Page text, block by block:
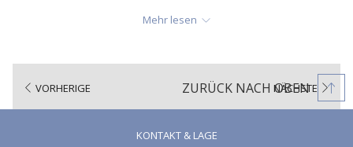
aktualisiert
perfekte Zeit, um die Nordküste Mallorcas mit ihren Landschaften
widerspiegeln. Aber wenn wir über eine ideale Gemeinde für einen
Besuch in diesen Monaten sprechen müssen, dann ist es zweifellos
verwandelt. Ein Ort, der eine einzigartige Atmosphäre vermittelt, die
Mehr lesen
VORHERIGE NÄCHSTE
ZURÜCK NACH OBEN
KONTAKT & LAGE